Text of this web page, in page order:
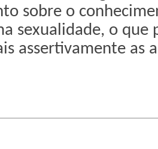
sobre o
sexualidade, o que
assertivamente as